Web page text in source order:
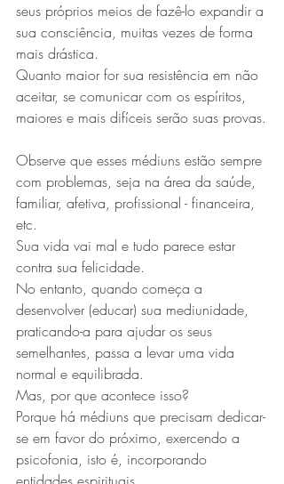
seus próprios meios de fazê-lo expandir a
sua consciência, muitas vezes de forma
mais drástica.
Quanto maior for sua resistência em não
aceitar, se comunicar com os espíritos,
maiores e mais difíceis serão suas provas.
Observe que esses médiuns estão sempre
com problemas, seja na área da saúde,
familiar, afetiva, profissional - financeira,
etc.
Sua vida vai mal e tudo parece estar
contra sua felicidade.
No entanto, quando começa a
desenvolver (educar) sua mediunidade,
praticando-a para ajudar os seus
semelhantes, passa a levar uma vida
normal e equilibrada.
Mas, por que acontece isso?
Porque há médiuns que precisam dedicar-
se em favor do próximo, exercendo a
psicofonia, isto é, incorporando